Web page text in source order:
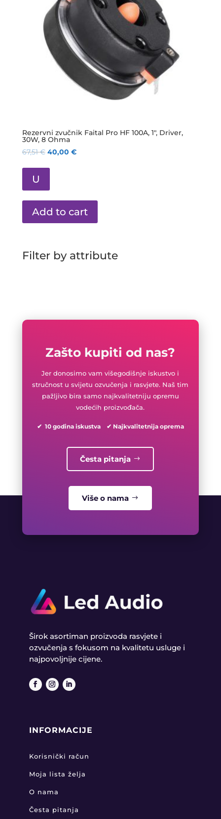
Rezervni zvučnik Faital Pro HF 100A, 1″, Driver,
30W, 8 Ohma
67,51€ 40,00 €
U
Add to cart
Filter by attribute
Zašto kupiti od nas?
Jer donosimo vam višegodišnje iskustvo i
stručnost u svijetu ozvučenja i rasvjete. Naš tim
pažljivo bira samo najkvalitetniju opremu
vodećih proizvođača.
✔ 10 godina iskustva ✔ Najkvalitetnija oprema
Česta pitanja
Više o nama
Širok asortiman proizvoda rasvjete i
ozvučenja s fokusom na kvalitetu usluge i
najpovoljnije cijene.
INFORMACIJE
Korisnički račun
Moja lista želja
O nama
Česta pitanja